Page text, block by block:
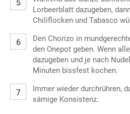
Lorbeerblatt dazugeben,
Chiliflocken und Tabasco
Den Chorizo in
den Onepot geben. Wenn
dazugeben und je nach
Minuten bissfest kochen.
Immer wieder durchrühren,
sämige Konsistenz.